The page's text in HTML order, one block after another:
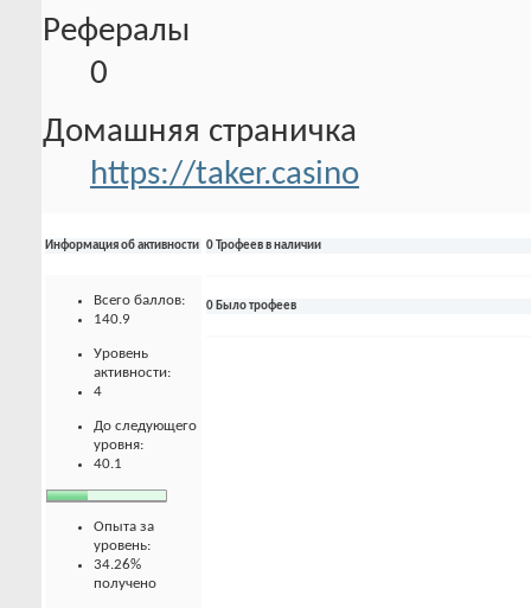
Рефералы
0
Домашняя страничка
https://taker.casino
Информация об активности
Всего баллов:
140.9
Уровень
активности:
4
До следующего
уровня:
40.1
Опыта за
уровень:
34.26%
получено
0 Трофеев в наличии
0 Было трофеев